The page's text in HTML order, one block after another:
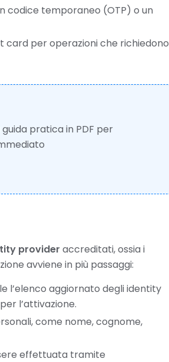
codice temporaneo (OTP) o un
card per operazioni che richiedono
pratica in PDF per
provider accreditati, ossia i
avviene in più passaggi:
l’elenco aggiornato degli identity
l’attivazione.
come nome, cognome,
effettuata tramite